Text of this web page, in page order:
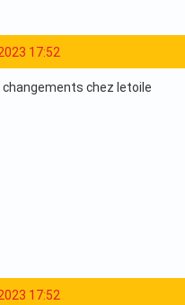
17:52
changements chez letoile
17:52